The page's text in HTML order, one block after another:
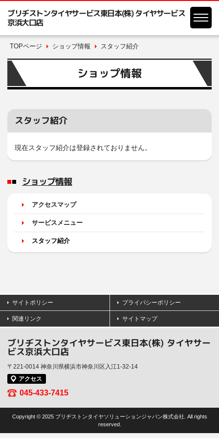
ブリヂストンタイヤサービス東日本(株) タイヤサービス
京浜大口店
TOPページ ショップ情報 スタッフ紹介
ショップ情報
スタッフ紹介
現在スタッフ紹介は登録されておりません。
ショップ情報
アクセスマップ
サービスメニュー
スタッフ紹介
サイトポリシー プライバシーポリシー
関連リンク サイトマップ
ブリヂストンタイヤサービス東日本(株) タイヤサー
ビス京浜大口店
〒221-0014 神奈川県横浜市神奈川区入江1-32-14
アクセス
045-433-7415
Copyright © 2025 ブリヂストンタイヤソリューションジャパン株式会社. All rights
reserved.